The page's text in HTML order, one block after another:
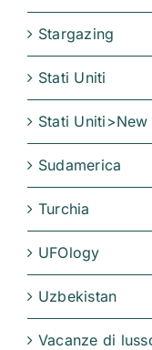
Stargazing
Stati Uniti
Stati Uniti>New
Sudamerica
Turchia
UFOlogy
Uzbekistan
Vacanze di